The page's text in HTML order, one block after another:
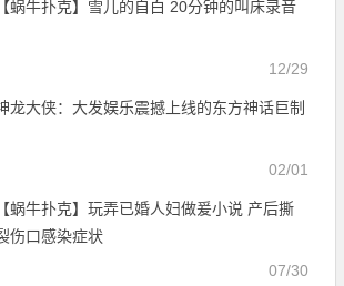
【蜗牛扑克】雪儿的自白 20分钟的叫床录音
12/29
龙大侠：大发娱乐震撼上线的东方神话巨制
02/01
【蜗牛扑克】玩弄已婚人妇做爰小说 产后撕
伤口感染症状
07/30